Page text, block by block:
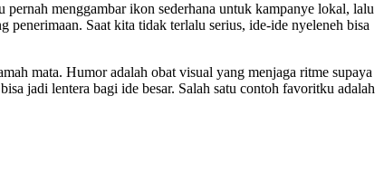
menggambar ikon sederhana untuk kampanye lokal, lalu
penerimaan. Saat kita tidak terlalu serius, ide-ide nyeleneh bisa
mata. Humor adalah obat visual yang menjaga ritme supaya
jadi lentera bagi ide besar. Salah satu contoh favoritku adalah